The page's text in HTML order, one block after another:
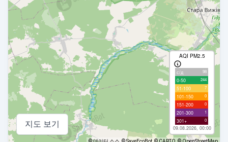
AQI PM2.5
с/д 98
0-50 244
51-100 7
101-150 0
151-200 0
201-300 1
301+ 0
09.08.2026, 00:00
지도 보기